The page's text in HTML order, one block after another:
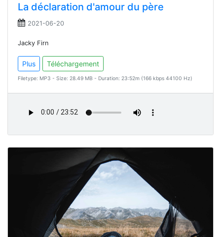
La déclaration d'amour du père
2021-06-20
Jacky Firn
Plus Téléchargement
Filetype: MP3 - Size: 28.49 MB - Duration: 23:52m (166 kbps 44100 Hz)